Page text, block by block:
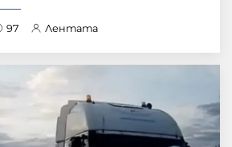
97 Лентата